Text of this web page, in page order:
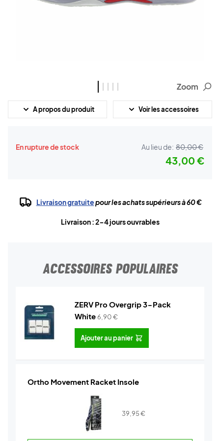
Zoom
A propos du produit Voir les accessoires
En rupture de stock Au lieu de: 80,00 €
43,00 €
Livraison gratuitepour les achats supérieurs à 60 €
Livraison : 2-4 jours ouvrables
ACCESSOIRES POPULAIRES
ZERV Pro Overgrip 3-Pack
White6,90€
Ajouter au panier
Ortho Movement Racket Insole
39,95€